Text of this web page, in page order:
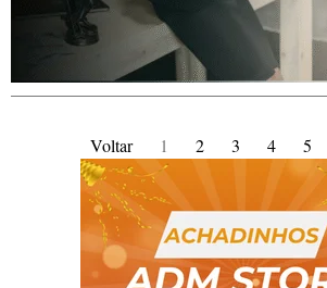
Voltar 1 2 3 4 5